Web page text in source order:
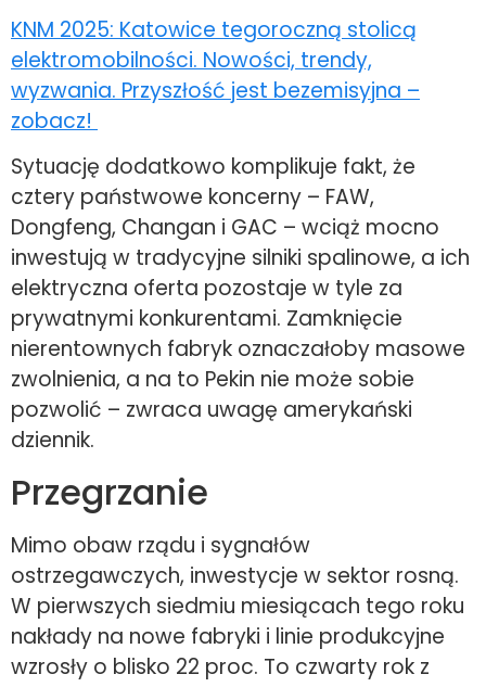
KNM 2025: Katowice tegoroczną stolicą
elektromobilności. Nowości, trendy,
wyzwania. Przyszłość jest bezemisyjna –
zobacz!
Sytuację dodatkowo komplikuje fakt, że
cztery państwowe koncerny – FAW,
Dongfeng, Changan i GAC – wciąż mocno
inwestują w tradycyjne silniki spalinowe, a ich
elektryczna oferta pozostaje w tyle za
prywatnymi konkurentami. Zamknięcie
nierentownych fabryk oznaczałoby masowe
zwolnienia, a na to Pekin nie może sobie
pozwolić – zwraca uwagę amerykański
dziennik.
Przegrzanie
Mimo obaw rządu i sygnałów
ostrzegawczych, inwestycje w sektor rosną.
W pierwszych siedmiu miesiącach tego roku
nakłady na nowe fabryki i linie produkcyjne
wzrosły o blisko 22 proc. To czwarty rok z